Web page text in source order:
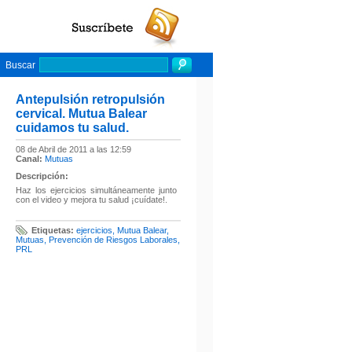
Buscar
Antepulsión retropulsión
cervical. Mutua Balear
cuidamos tu salud.
08 de Abril de 2011 a las 12:59
Canal: Mutuas
Descripción:
Haz los ejercicios simultáneamente junto
con el video y mejora tu salud ¡cuídate!.
Etiquetas: ejercicios Mutua Balear,
Mutuas Prevención de Riesgos Laborales
PRL